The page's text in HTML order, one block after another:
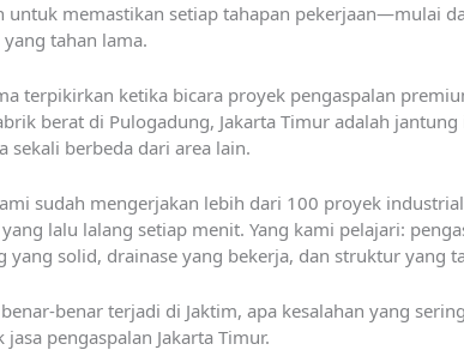
untuk memastikan setiap tahapan pekerjaan—mulai
tahan lama.
terpikirkan ketika bicara proyek pengaspalan
berat di Pulogadung, Jakarta Timur adalah
sekali berbeda dari area lain.
sudah mengerjakan lebih dari 100 proyek
lalu lalang setiap menit. Yang kami pelajari:
solid, drainase yang bekerja, dan struktur yang
benar terjadi di Jaktim, apa kesalahan yang
pengaspalan Jakarta Timur.